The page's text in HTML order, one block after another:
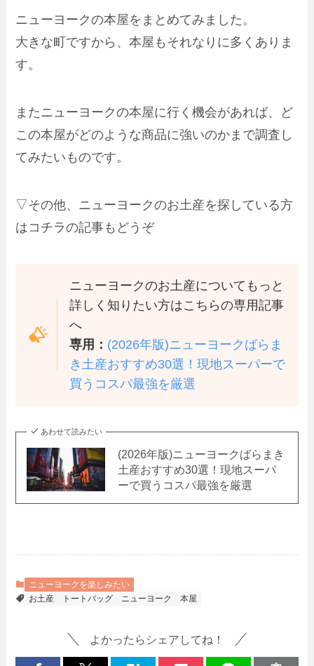
ニューヨークの本屋をまとめてみました。
大きな町ですから、本屋もそれなりに多くありま
す。
またニューヨークの本屋に行く機会があれば、ど
この本屋がどのような商品に強いのかまで調査し
てみたいものです。
▽その他、ニューヨークのお土産を探している方
はコチラの記事もどうぞ
ニューヨークのお土産についてもっと
詳しく知りたい方はこちらの専用記事
へ
専用： (2026年版)ニューヨークばらま
き土産おすすめ30選！現地スーパーで
買うコスパ最強を厳選
あわせて読みたい
(2026年版)ニューヨークばらまき
土産おすすめ30選！現地スーパ
ーで買うコスパ最強を厳選
ニューヨークを楽しみたい
お土産
トートバッグ ニューヨーク 本屋
よかったらシェアしてね！